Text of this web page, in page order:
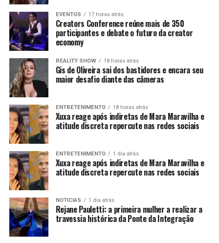
EVENTOS 17 horas atrás
Creators Conference reúne mais de 350
participantes e debate o futuro da creator
economy
REALITY SHOW 18 horas atrás
Gis de Oliveira sai dos bastidores e encara seu
maior desafio diante das câmeras
ENTRETENIMENTO 18 horas atrás
Xuxa reage após indiretas de Mara Maravilha e
atitude discreta repercute nas redes sociais
ENTRETENIMENTO 1 dia atrás
Xuxa reage após indiretas de Mara Maravilha e
atitude discreta repercute nas redes sociais
NOTICIAS 1 dia atrás
Rejane Pauletti: a primeira mulher a realizar a
travessia histórica da Ponte da Integração